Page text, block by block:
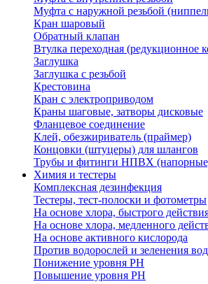
Муфта с наружной резьбой
Кран шаровый
Обратный клапан
Втулка переходная (редукционное
Заглушка
Заглушка с резьбой
Крестовина
Кран с электроприводом
Краны шаговые, затворы дисковые
Фланцевое соединение
Клей, обезжириватель (праймер)
Концовки (штуцеры) для шлангов
Трубы и фитинги НПВХ
Химия и тестеры
Комплексная дезинфекция
Тестеры, тест-полоски и фотометры
На основе хлора, быстрого
На основе хлора, медленного
На основе активного кислорода
Против водорослей и зеленения
Понижение уровня РН
Повышение уровня РН